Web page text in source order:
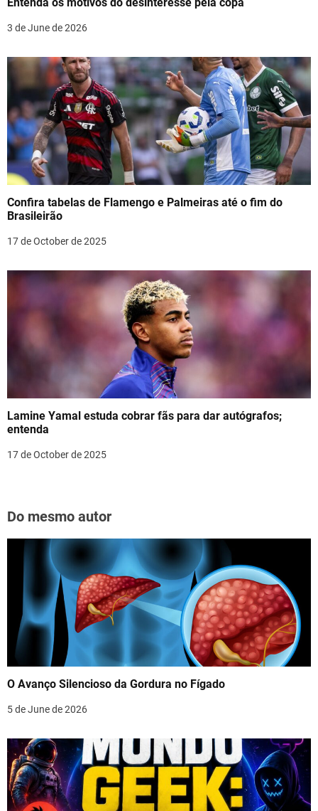
t
o
n
3 de June de 2026
Confira tabelas de Flamengo e Palmeiras até o fim do
Brasileirão
17 de October de 2025
Lamine Yamal estuda cobrar fãs para dar autógrafos;
entenda
17 de October de 2025
Do mesmo autor
O Avanço Silencioso da Gordura no Fígado
5 de June de 2026